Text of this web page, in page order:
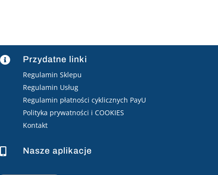
 Przydatne linki
Regulamin Sklepu
Regulamin Usług
Regulamin płatności cyklicznych PayU
Polityka prywatności i COOKIES
Kontakt
 Nasze aplikacje